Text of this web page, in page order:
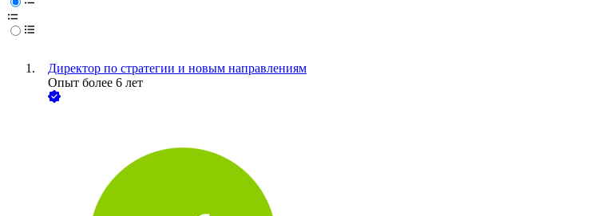
Директор по стратегии и новым направлениям
Опыт более 6 лет